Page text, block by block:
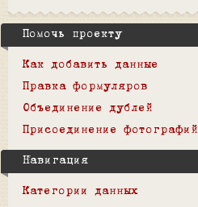
Помочь проекту
Как добавить данные
Правка формуляров
Объединение дублей
Присоединение фотографий
Навигация
Категории данных